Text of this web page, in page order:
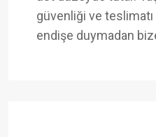
güvenliği ve
endişe duymadan